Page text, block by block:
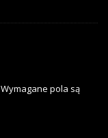
Wymagane pola są